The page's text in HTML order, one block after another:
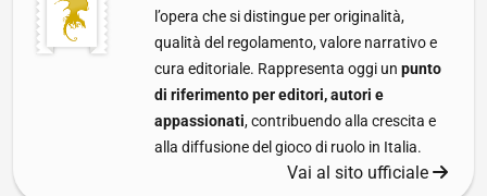
l’opera che si distingue per originalità,
qualità del regolamento, valore narrativo e
cura editoriale. Rappresenta oggi un punto
di riferimento per editori, autori e
appassionati, contribuendo alla crescita e
alla diffusione del gioco di ruolo in Italia.
Vai al sito ufficiale